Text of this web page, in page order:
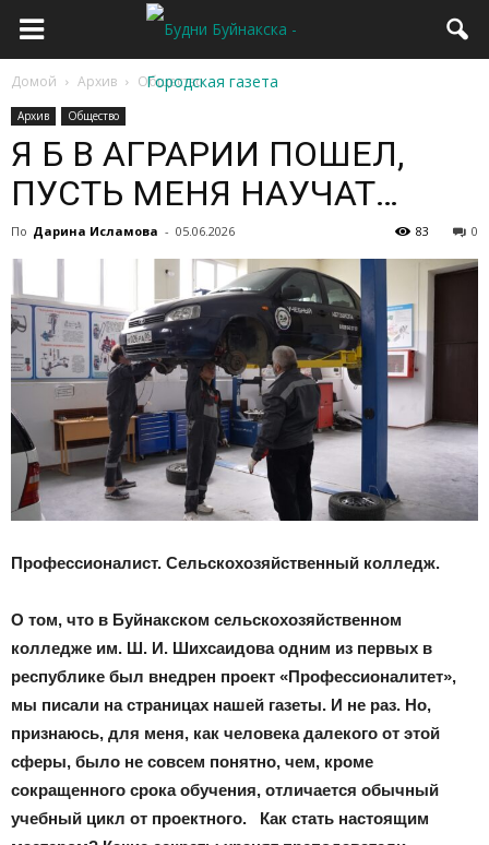
Домой Архив Общество
Архив Общество
Я Б В АГРАРИИ ПОШЕЛ,
ПУСТЬ МЕНЯ НАУЧАТ…
По Дарина Исламова - 05.06.2026 0
83
Профессионалист. Сельскохозяйственный колледж.
О том, что в Буйнакском сельскохозяйственном
колледже им. Ш. И. Шихсаидова одним из первых в
республике был внедрен проект «Профессионалитет»,
мы писали на страницах нашей газеты. И не раз. Но,
признаюсь, для меня, как человека далекого от этой
сферы, было не совсем понятно, чем, кроме
сокращенного срока обучения, отличается обычный
учебный цикл от проектного. Как стать настоящим